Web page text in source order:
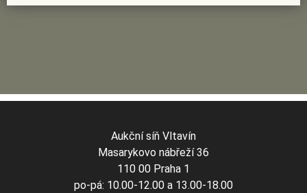
Aukční síň Vltavín
Masarykovo nábřeží 36
110 00 Praha 1
po-pá: 10.00-12.00 a 13.00-18.00